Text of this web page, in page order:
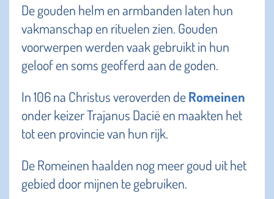
De gouden helm en armbanden laten hun
vakmanschap en rituelen zien. Gouden
voorwerpen werden vaak gebruikt in hun
geloof en soms geofferd aan de goden.
In 106 na Christus veroverden deRomeinen
onder keizer Trajanus Dacië en maakten het
tot een provincie van hun rijk.
De Romeinen haalden nog meer goud uit het
gebied door mijnen te gebruiken.